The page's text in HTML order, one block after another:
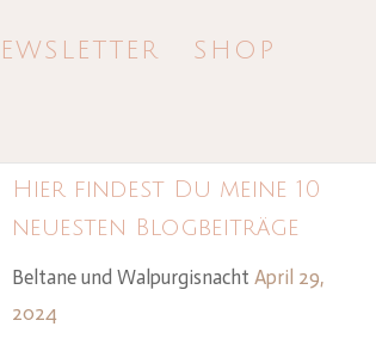
SHOP
Hier findest Du meine 10
neuesten Blogbeiträge
Beltane und Walpurgisnacht April 29,
2024